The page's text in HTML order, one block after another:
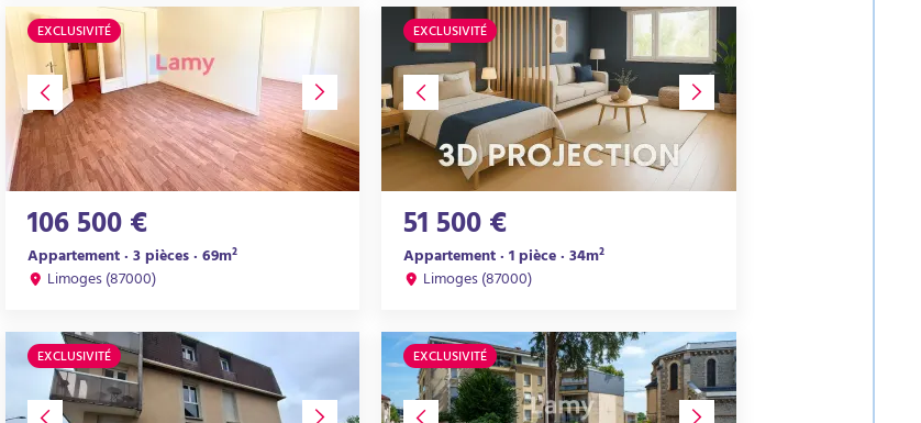
EXCLUSIVITÉ
106 500 €
Appartement · 3 pièces · 69m²
Limoges (87000)
EXCLUSIVITÉ
51 500 €
Appartement · 1 pièce · 34m²
Limoges (87000)
EXCLUSIVITÉ EXCLUSIVITÉ